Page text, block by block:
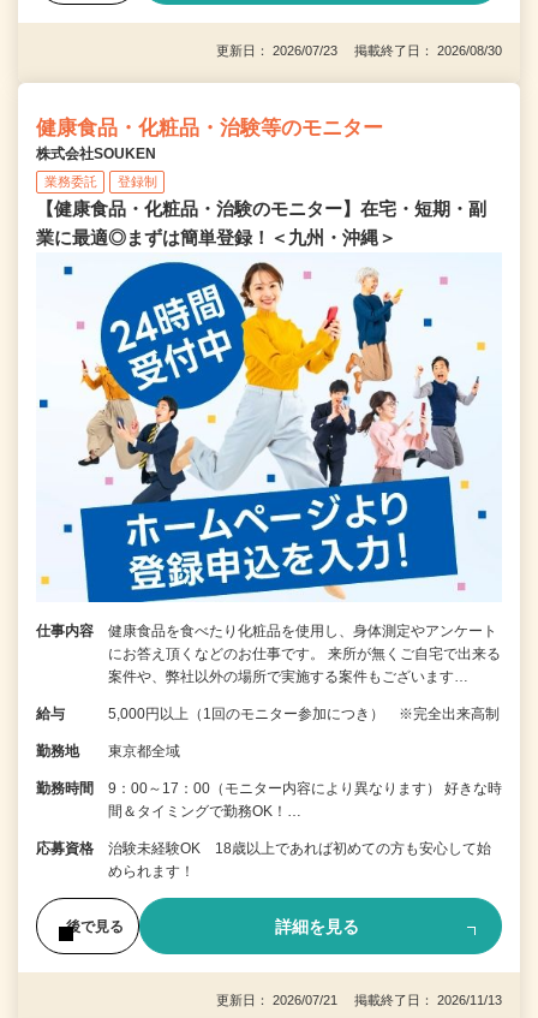
更新日： 2026/07/23 掲載終了日： 2026/08/30
健康食品・化粧品・治験等のモニター
株式会社SOUKEN
業務委託 登録制
【健康食品・化粧品・治験のモニター】在宅・短期・副
業に最適◎まずは簡単登録！＜九州・沖縄＞
仕事内容
健康食品を食べたり化粧品を使用し、身体測定やアンケート
にお答え頂くなどのお仕事です。 来所が無くご自宅で出来る
案件や、弊社以外の場所で実施する案件もございます…
給与 5,000円以上（1回のモニター参加につき） ※完全出来高制
勤務地 東京都全域
勤務時間
9：00～17：00（モニター内容により異なります） 好きな時
間＆タイミングで勤務OK！…
応募資格
治験未経験OK 18歳以上であれば初めての方も安心して始
められます！
後で見る 詳細を見る
更新日： 2026/07/21 掲載終了日： 2026/11/13